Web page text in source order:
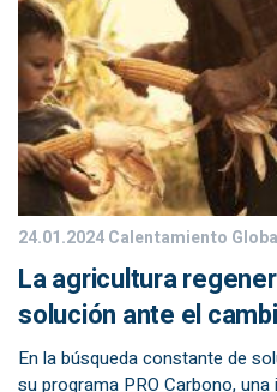
24.01.2024Calentamiento
La agricultura
solución ante el
En la búsqueda constante de
su programa PRO Carbono,